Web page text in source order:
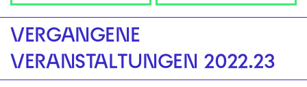
VERGANGENE
VERANSTALTUNGEN 2022.23